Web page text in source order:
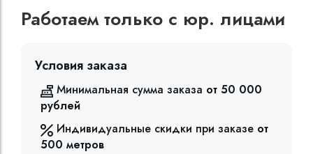
Работаем только с юр. лицами
Условия заказа
Минимальная сумма заказа от 50 000
рублей
Индивидуальные скидки при заказе от
500 метров